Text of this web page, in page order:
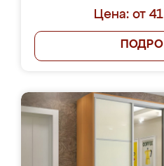
Цена: от